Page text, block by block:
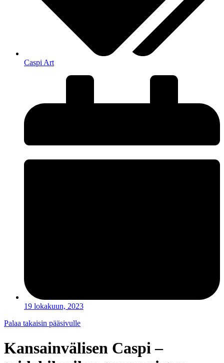
Caspi Art
19 lokakuun, 2023
Palaa takaisin pääsivulle
Kansainvälisen Caspi –